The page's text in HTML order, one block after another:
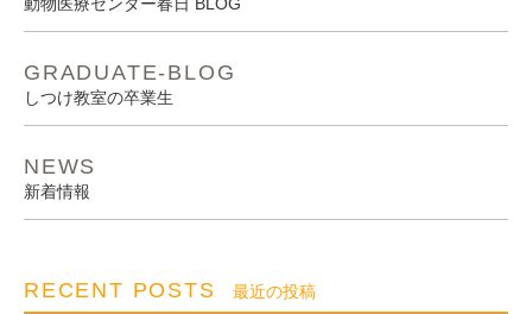
GRADUATE-BLOG
しつけ教室の卒業生
NEWS
新着情報
RECENT POSTS 最近の投稿